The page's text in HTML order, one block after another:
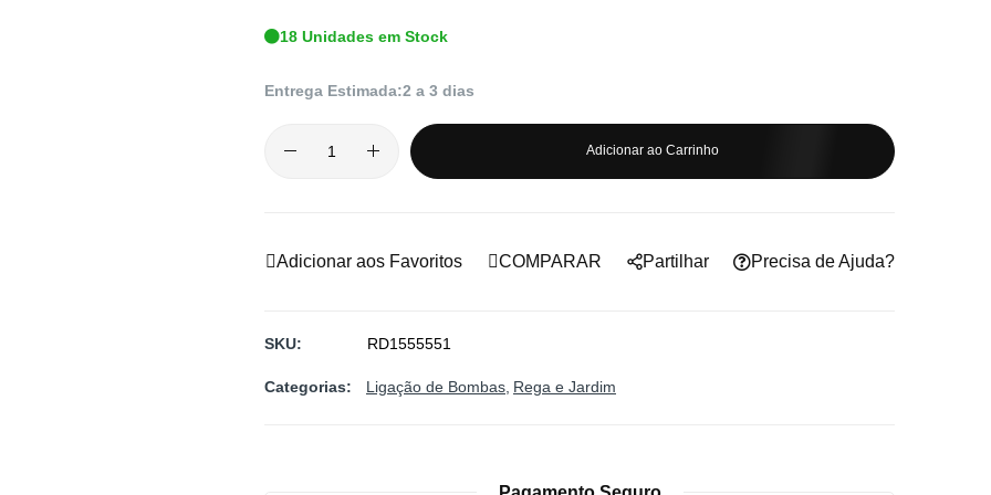
18 Unidades em Stock
Entrega Estimada:2 a 3 dias
Adicionar ao Carrinho
Adicionar aos Favoritos COMPARAR Precisa de Ajuda?
Partilhar
SKU RD1555551
Categorias: Ligação de Bombas Rega e Jardim